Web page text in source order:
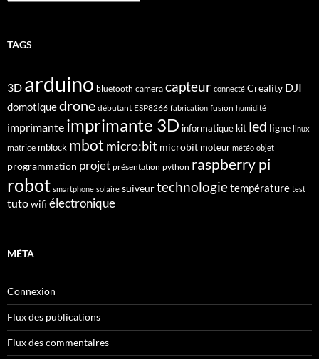
TAGS
3D arduino bluetooth camera capteur connecté Creality DJI
domotiquedrone débutant ESP8266 fabrication fusion humidité
imprimante imprimante 3D informatique kit led ligne linux
matrice mblock mbot micro:bit microbit moteur météo objet
programmation projet présentation python raspberry pi
robot smartphone solaire suiveurtechnologietempérature test
tutowifi électronique
MÉTA
Connexion
Flux des publications
Flux des commentaires